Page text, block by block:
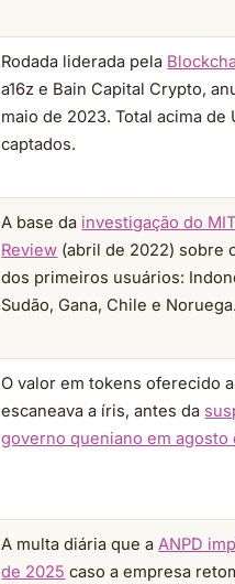
Rodada liderada pela
a16z e Bain Capital Crypto,
maio de 2023. Total acima de
captados.
A base da investigação do
Review (abril de 2022) sobre
dos primeiros usuários:
Sudão, Gana, Chile e Noruega.
O valor em tokens oferecido
escaneava a íris, antes da
governo queniano em agosto
A multa diária que aANPD
de 2025 caso a empresa